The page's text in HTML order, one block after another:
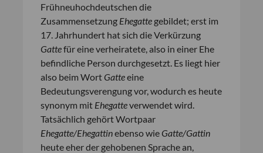
Frühneuhochdeutschen die
Zusammensetzung Ehegatte gebildet; erst im
17. Jahrhundert hat sich die Verkürzung
Gattefür eine verheiratete, also in einer Ehe
befindliche Person durchgesetzt. Es liegt hier
also beim Wort Gatteeine
Bedeutungsverengung vor, wodurch es heute
synonym mit Ehegatteverwendet wird.
Tatsächlich gehört Wortpaar
Ehegatte/Ehegattinebenso wie Gatte/Gattin
heute eher der gehobenen Sprache an,